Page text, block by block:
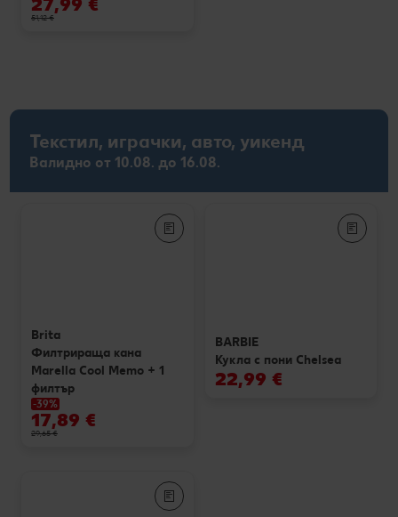
51,12 €
Текстил, играчки, авто, уикенд
Валидно от 10.08. до 16.08.
Brita
Филтрираща кана
Marella Cool Memo + 1
филтър
-39%
17,89 €
29,65 €
BARBIE
Кукла с пони Chelsea
22,99 €